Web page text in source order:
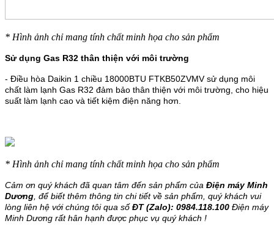
* Hình ảnh chỉ mang tính chất minh họa cho sản phẩm
Sử dụng Gas R32 thân thiện với môi trường
- Điều hòa Daikin 1 chiều 18000BTU FTKB50ZVMV sử dụng môi
chất làm lạnh Gas R32 đảm bảo thân thiện với môi trường, cho hiệu
suất làm lạnh cao và tiết kiệm điện năng hơn.
* Hình ảnh chỉ mang tính chất minh họa cho sản phẩm
Cảm ơn quý khách đã quan tâm đến sản phẩm của Điện máy Minh
Dương , để biết thêm thông tin chi tiết về sản phẩm, quý khách vui
lòng liên hệ với chúng tôi qua sốĐT (Zalo): 0984.118.100 Điện máy
Minh Dương rất hân hạnh được phục vụ quý khách !